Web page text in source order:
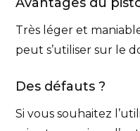
Très léger et
peut s’utiliser sur le
Des défauts ?
Si vous souhaitez